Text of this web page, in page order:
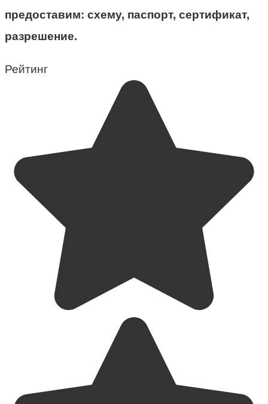
предоставим: схему, паспорт, сертификат,
разрешение.
Рейтинг